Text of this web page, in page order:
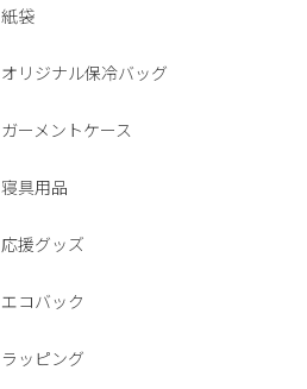
紙袋
オリジナル保冷バッグ
ガーメントケース
寝具用品
応援グッズ
エコバック
ラッピング